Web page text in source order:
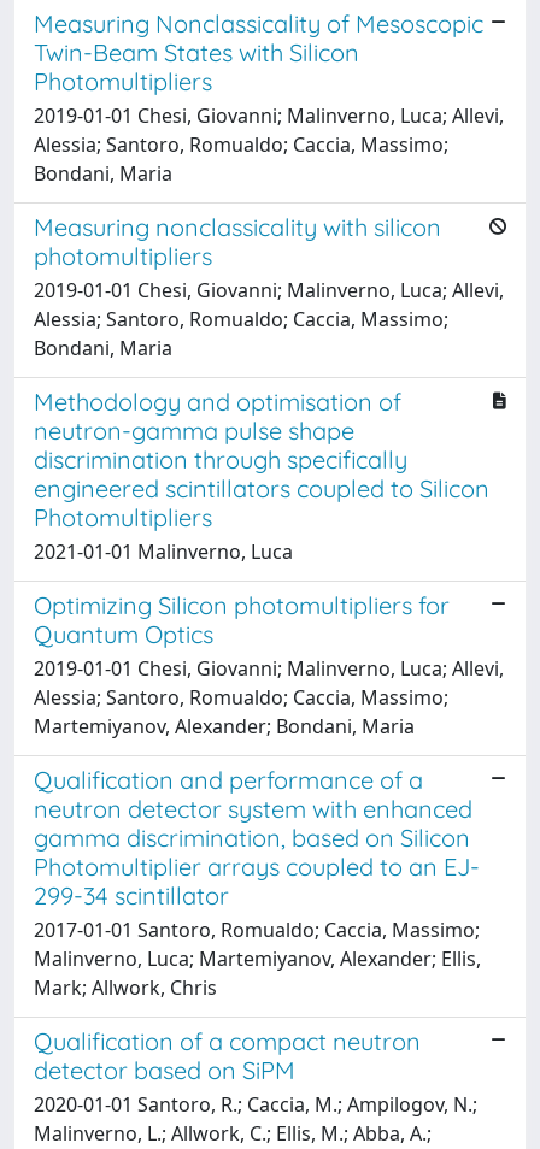
Measuring Nonclassicality of Mesoscopic
Twin-Beam States with Silicon
Photomultipliers
2019-01-01 Chesi, Giovanni; Malinverno, Luca; Allevi,
Alessia; Santoro, Romualdo; Caccia, Massimo;
Bondani, Maria
Measuring nonclassicality with silicon
photomultipliers
2019-01-01 Chesi, Giovanni; Malinverno, Luca; Allevi,
Alessia; Santoro, Romualdo; Caccia, Massimo;
Bondani, Maria
Methodology and optimisation of
neutron-gamma pulse shape
discrimination through specifically
engineered scintillators coupled to Silicon
Photomultipliers
2021-01-01 Malinverno, Luca
Optimizing Silicon photomultipliers for
Quantum Optics
2019-01-01 Chesi, Giovanni; Malinverno, Luca; Allevi,
Alessia; Santoro, Romualdo; Caccia, Massimo;
Martemiyanov, Alexander; Bondani, Maria
Qualification and performance of a
neutron detector system with enhanced
gamma discrimination, based on Silicon
Photomultiplier arrays coupled to an EJ-
299-34 scintillator
2017-01-01 Santoro, Romualdo; Caccia, Massimo;
Malinverno, Luca; Martemiyanov, Alexander; Ellis,
Mark; Allwork, Chris
Qualification of a compact neutron
detector based on SiPM
2020-01-01 Santoro, R.; Caccia, M.; Ampilogov, N.;
Malinverno, L.; Allwork, C.; Ellis, M.; Abba, A.;